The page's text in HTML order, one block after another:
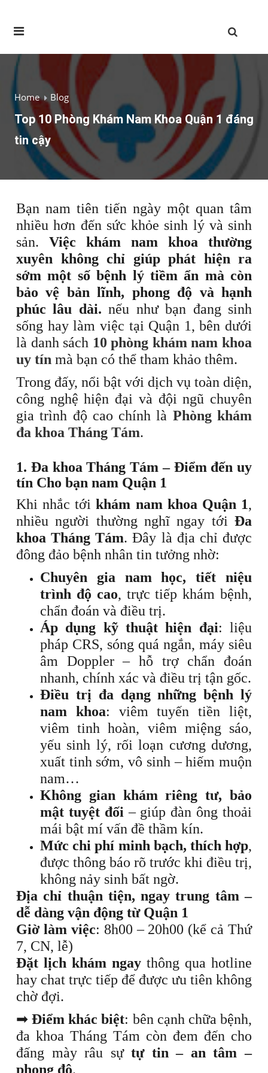
Home Blog
Top 10 Phòng Khám Nam Khoa Quận 1 đáng
tin cậy
Bạn nam tiên tiến ngày một quan tâm
nhiều hơn đến sức khỏe sinh lý và sinh
sản. Việc khám nam khoa thường
xuyên không chỉ giúp phát hiện ra
sớm một số bệnh lý tiềm ẩn mà còn
bảo vệ bản lĩnh, phong độ và hạnh
phúc lâu dài. nếu như bạn đang sinh
sống hay làm việc tại Quận 1, bên dưới
là danh sách 10 phòng khám nam khoa
uy tín mà bạn có thể tham khảo thêm.
Trong đấy, nổi bật với dịch vụ toàn diện,
công nghệ hiện đại và đội ngũ chuyên
gia trình độ cao chính là Phòng khám
đa khoa Tháng Tám.
1. Đa khoa Tháng Tám – Điểm đến uy
tín Cho bạn nam Quận 1
Khi nhắc tớikhám nam khoa Quận 1,
nhiều người thường nghĩ ngay tới Đa
khoa Tháng Tám. Đây là địa chỉ được
đông đảo bệnh nhân tin tưởng nhờ:
Chuyên gia nam học, tiết niệu
trình độ cao, trực tiếp khám bệnh,
chẩn đoán và điều trị.
Áp dụng kỹ thuật hiện đại: liệu
pháp CRS, sóng quá ngắn, máy siêu
âm Doppler – hỗ trợ chẩn đoán
nhanh, chính xác và điều trị tận gốc.
Điều trị đa dạng những bệnh lý
nam khoa: viêm tuyến tiền liệt,
viêm tinh hoàn, viêm miệng sáo,
yếu sinh lý, rối loạn cương dương,
xuất tinh sớm, vô sinh – hiếm muộn
nam…
Không gian khám riêng tư, bảo
mật tuyệt đối – giúp đàn ông thoải
mái bật mí vấn đề thầm kín.
Mức chi phí minh bạch, thích hợp,
được thông báo rõ trước khi điều trị,
không nảy sinh bất ngờ.
Địa chỉ thuận tiện, ngay trung tâm –
dễ dàng vận động từ Quận 1
Giờ làm việc: 8h00 – 20h00 (kể cả Thứ
7, CN, lễ)
Đặt lịch khám ngay thông qua hotline
hay chat trực tiếp để được ưu tiên không
chờ đợi.
➡Điểm khác biệt: bên cạnh chữa bệnh,
đa khoa Tháng Tám còn đem đến cho
đấng mày râu sựtự tin – an tâm –
phong độ.